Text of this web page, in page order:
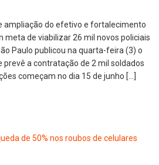
ampliação do efetivo e fortalecimento
meta de viabilizar 26 mil novos policiais
Paulo publicou na quarta-feira (3) o
prevê a contratação de 2 mil soldados
começam no dia 15 de junho […]